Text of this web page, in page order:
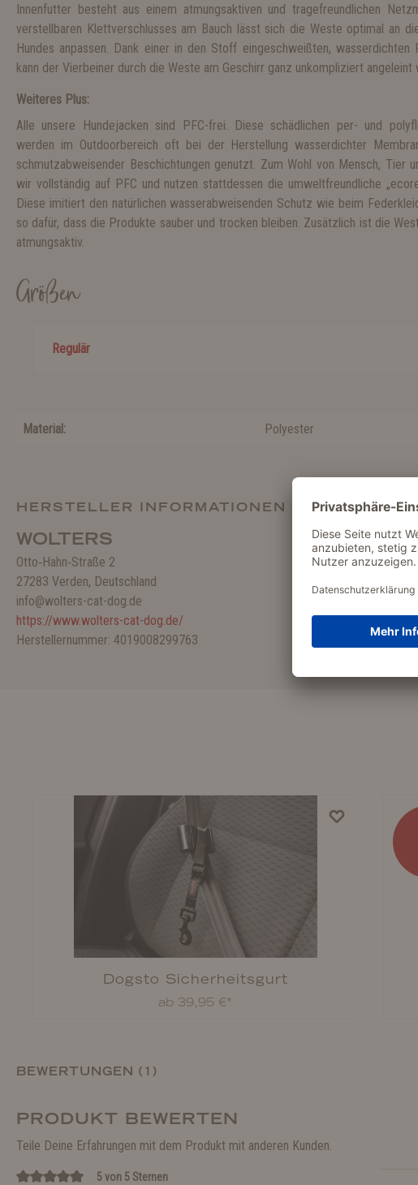
Innenfutter besteht aus einem atmungsaktiven und tragefreundlichen
verstellbaren Klettverschlusses am Bauch lässt sich die Weste optimal an
Hundes anpassen. Dank einer in den Stoff eingeschweißten, wasserdichten
kann der Vierbeiner durch die Weste am Geschirr ganz unkompliziert angeleint
Weiteres Plus:
Alle unsere Hundejacken sind PFC-frei. Diese schädlichen per- und
werden im Outdoorbereich oft bei der Herstellung wasserdichter
schmutzabweisender Beschichtungen genutzt. Zum Wohl von Mensch, Tier
wir vollständig auf PFC und nutzen stattdessen die umweltfreundliche
Diese imitiert den natürlichen wasserabweisenden Schutz wie beim
so dafür, dass die Produkte sauber und trocken bleiben. Zusätzlich ist die
atmungsaktiv.
Größen
Regulär
Material: Polyester
HERSTELLER INFORMATIONEN
WOLTERS
Otto‑Hahn‑Straße 2
27283 Verden, Deutschland
info@wolters-cat-dog.de
https://www.wolters-cat-dog.de/
Herstellernummer: 4019008299763
Dogsto Sicherheitsgurt
ab 39,95 €*
BEWERTUNGEN (1)
PRODUKT BEWERTEN
Teile Deine Erfahrungen mit dem Produkt mit anderen Kunden.
5 von 5 Sternen